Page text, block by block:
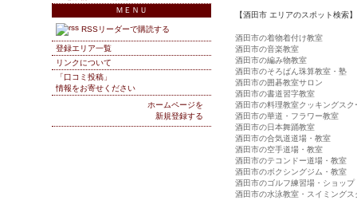
【酒田市 エリアのスポット検索】
酒田市の着物着付け教室
酒田市の音楽教室
酒田市の編み物教室
酒田市のそろばん珠算教室・塾
酒田市の囲碁教室サロン
酒田市の書道習字教室
酒田市の料理教室クッキングスク
酒田市の華道・フラワー教室
酒田市の日本舞踊教室
酒田市の合気道道場・教室
酒田市の空手道場・教室
酒田市のテコンドー道場・教室
酒田市のボクシングジム・教室
酒田市のゴルフ練習場・ショップ
酒田市の水泳教室・スイミングス
ＭＥＮＵ
RSSリーダーで購読する
登録エリア一覧
リンクについて
「口コミ投稿」
情報をお寄せください
ホームページを
新規登録する